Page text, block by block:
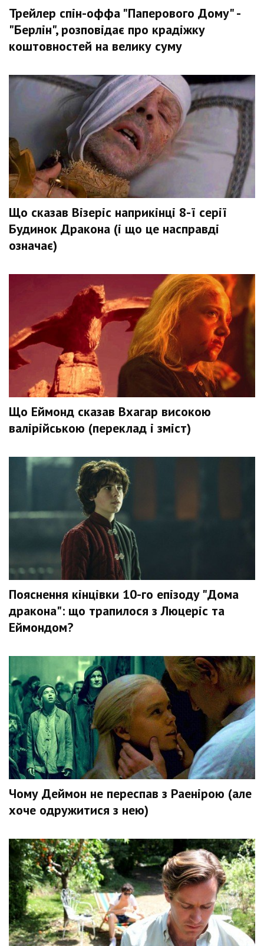
Трейлер спін-оффа "Паперового Дому" -
"Берлін", розповідає про крадіжку
коштовностей на велику суму
Що сказав Візеріс наприкінці 8-ї серії
Будинок Дракона (і що це насправді
означає)
Що Еймонд сказав Вхагар високою
валірійською (переклад і зміст)
Пояснення кінцівки 10-го епізоду "Дома
дракона": що трапилося з Люцеріс та
Еймондом?
Чому Деймон не переспав з Раенірою (але
хоче одружитися з нею)